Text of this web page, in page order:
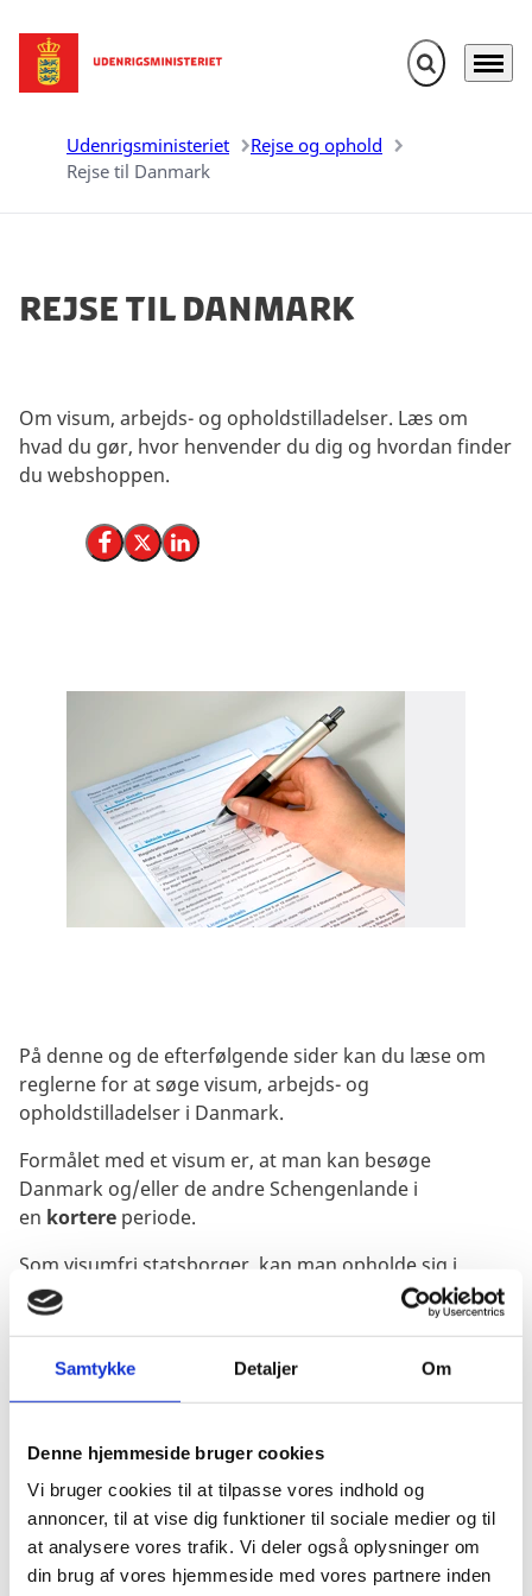
Samtykke Detaljer Om
Denne hjemmeside bruger cookies
Vi bruger cookies til at tilpasse vores indhold og
annoncer, til at vise dig funktioner til sociale medier og til
at analysere vores trafik. Vi deler også oplysninger om
din brug af vores hjemmeside med vores partnere inden
Gå til forsiden Fold søgefelt
Menu
Udenrigsministeriet
Rejse og ophold
Rejse til Danmark
Rejse til Danmark
Om visum, arbejds- og opholdstilladelser. Læs om
hvad du gør, hvor henvender du dig og hvordan finder
du webshoppen.
Del på Facebook
Del på X (Twitter)
Del på LinkedIn
På denne og de efterfølgende sider kan du læse om
reglerne for at søge visum, arbejds- og
opholdstilladelser i Danmark.
Formålet med et visum er, at man kan besøge
Danmark og/eller de andre Schengenlande i
en kortere periode.
Som visumfri statsborger, kan man opholde sig i
Schengenområdet i op til
90 dage inden for en
periode på 180 dage
. De 90 dage kan enten bruges til
ophold.
arbejde og studier kræves en opholds- og/eller
arbejdstilladelse, også ved ansættelse som au-pair. I
de nordiske lande og i EU-landene har danskere dog
ret til at tage arbejde.
Befinder du dig allerede i Danmark, skal du kontakte